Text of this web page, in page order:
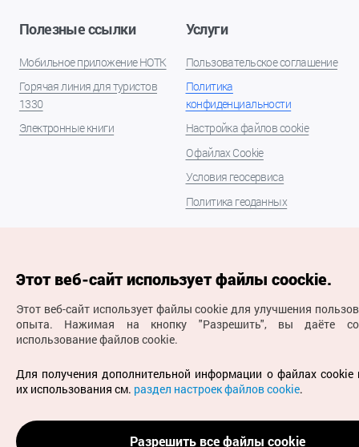
Полезные ссылки
Мобильное приложение НОТК
Горячая линия для туристов
1330
Электронные книги
Услуги
Пользовательское соглашение
Политика
конфиденциальности
Настройка файлов cookie
О файлах Cookie
Условия геосервиса
Политика геоданных
(с) Национальная организация туризма Кореи Все
права защищены
Для извещения об ошибках и проблемах, связанных с
работой веб-сайта, направляйте ваши запросы на
официальный адрес электронной почты
russian@knto.or.kr
Этот веб-сайт использует файлы coockie.
Этот веб-сайт использует файлы cookie для улучшения
опыта.
Нажимая на кнопку "Разрешить", вы даёте
использование файлов cookie.
Для получения дополнительной информации о файлах cookie
их использования см. раздел настроек файлов cookie.
Разрешить все файлы cookie